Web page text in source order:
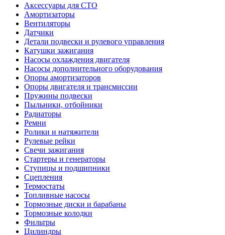
Аксессуары для СТО
Амортизаторы
Вентиляторы
Датчики
Детали подвески и рулевого управления
Катушки зажигания
Насосы охлаждения двигателя
Насосы дополнительного оборудования
Опоры амортизаторов
Опоры двигателя и трансмиссии
Пружины подвески
Пыльники, отбойники
Радиаторы
Ремни
Ролики и натяжители
Рулевые рейки
Свечи зажигания
Стартеры и генераторы
Ступицы и подшипники
Сцепления
Термостаты
Топливные насосы
Тормозные диски и барабаны
Тормозные колодки
Фильтры
Цилиндры